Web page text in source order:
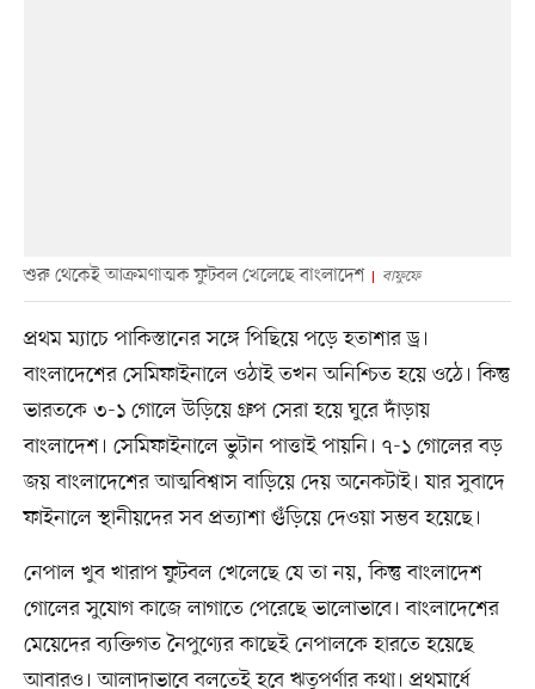
শুরু থেকেই আক্রমণাত্মক ফুটবল খেলেছে বাংলাদেশ বাফুফে
প্রথম ম্যাচে পাকিস্তানের সঙ্গে পিছিয়ে পড়ে হতাশার ড্র।
বাংলাদেশের সেমিফাইনালে ওঠাই তখন অনিশ্চিত হয়ে ওঠে। কিন্তু
ভারতকে ৩-১ গোলে উড়িয়ে গ্রুপ সেরা হয়ে ঘুরে দাঁড়ায়
বাংলাদেশ। সেমিফাইনালে ভুটান পাত্তাই পায়নি। ৭-১ গোলের বড়
জয় বাংলাদেশের আত্মবিশ্বাস বাড়িয়ে দেয় অনেকটাই। যার সুবাদে
ফাইনালে স্থানীয়দের সব প্রত্যাশা গুঁড়িয়ে দেওয়া সম্ভব হয়েছে।
নেপাল খুব খারাপ ফুটবল খেলেছে যে তা নয়, কিন্তু বাংলাদেশ
গোলের সুযোগ কাজে লাগাতে পেরেছে ভালোভাবে। বাংলাদেশের
মেয়েদের ব্যক্তিগত নৈপুণ্যের কাছেই নেপালকে হারতে হয়েছে
আবারও। আলাদাভাবে বলতেই হবে ঋতুপর্ণার কথা। প্রথমার্ধে